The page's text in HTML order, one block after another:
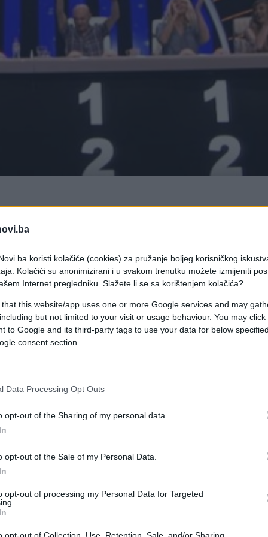
koristi kolačiće (cookies) za pružanje boljeg korisničkog
Kolačići su anonimizirani i u svakom trenutku možete izmijeniti
Internet pregledniku. Slažete li se sa korištenjem kolačića?
that this website/app uses one or more Google services and may
but not limited to your visit or usage behaviour. You may
to Google and its third-party tags to use your data for below
consent section.
Data Processing Opt Outs
opt-out of the Sharing of my personal data.
opt-out of the Sale of my Personal Data.
opt-out of processing my Personal Data for Targeted
Sulejmanija i Denisa Ibrahimovića napravio
Fatmira SulejmanijaiDenisa Ibrahimovića
sceni.
te su dobila maksimalan broj glasova, a
. Saša je predložio presedan žiriju jer nisu
To znači da njih dvojica ne idu u baraž nego